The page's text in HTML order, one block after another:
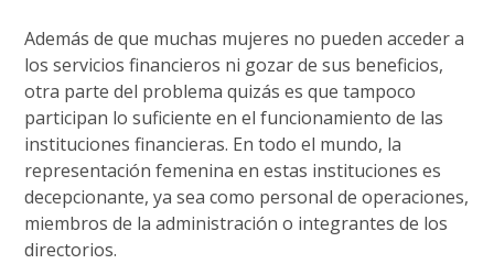
Además de que muchas mujeres no pueden acceder a
los servicios financieros ni gozar de sus beneficios,
otra parte del problema quizás es que tampoco
participan lo suficiente en el funcionamiento de las
instituciones financieras. En todo el mundo, la
representación femenina en estas instituciones es
decepcionante, ya sea como personal de operaciones,
miembros de la administración o integrantes de los
directorios.